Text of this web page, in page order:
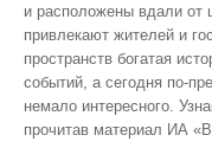
и расположены вдали от
привлекают жителей и
пространств богатая
событий, а сегодня
немало интересного.
прочитав материал ИА